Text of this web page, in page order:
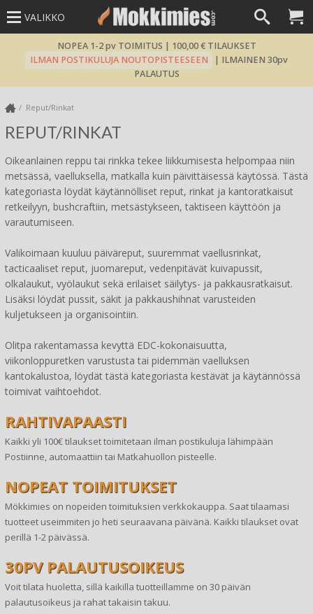
VALIKKO
NOPEA 1-2 pv TOIMITUS | 100,00 € TILAUKSET
ILMAN POSTIKULUJA NOUTOPISTEESEEN
| ILMAINEN 30pv
PALAUTUS
Reput/Rinkat
REPUT/RINKAT
Oikeanlainen reppu tai rinkka tekee liikkumisesta helpompaa niin
metsässä, vaelluksella, matkalla kuin päivittäisessä käytössä. Tästä
kategoriasta löydät käytännölliset reput, rinkat ja kantoratkaisut
retkeilyyn, bushcraftiin, metsästykseen, taktiseen käyttöön ja
varautumiseen.
Valikoimaan kuuluu päiväreput, suuremmat vaellusrinkat,
tacticaaliset reput, juomareput, vedenpitävät kuivapussit,
olkalaukut, vyölaukut sekä erilaiset säilytys- ja pakkausratkaisut.
Lisäksi löydät pussit, säkit ja pakkaushihnat varusteiden
kuljetukseen ja organisointiin.
Olitpa rakentamassa kevyttä EDC-kokonaisuutta,
viikonloppuretken varustusta tai pidemmän vaelluksen
kantokalustoa, löydät tästä kategoriasta kestävät ja käytännössä
toimivat vaihtoehdot.
RAHTIVAPAASTI
Kaikki yli 100€ tilaukset toimitetaan ilman postikuluja lähimpään
Postiinne, automaattiin tai Matkahuollon pisteelle.
NOPEAT TOIMITUKSET
Mökkimies on nopeiden toimituksien verkkokauppa. Saat tilaamasi
tuotteet useimmiten jo heti seuraavana päivänä. Kaikki tilaukset ovat
perillä 1-2 päivässä.
30PV PALAUTUSOIKEUS
Voit tilata huoletta, sillä kaikilla tuotteillamme on 30 päivän
palautusoikeus ja rahat takaisin takuu.